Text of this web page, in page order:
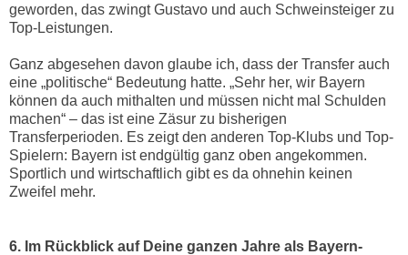
geworden, das zwingt Gustavo und auch Schweinsteiger zu
Top-Leistungen.
Ganz abgesehen davon glaube ich, dass der Transfer auch
eine „politische“ Bedeutung hatte. „Sehr her, wir Bayern
können da auch mithalten und müssen nicht mal Schulden
machen“ – das ist eine Zäsur zu bisherigen
Transferperioden. Es zeigt den anderen Top-Klubs und Top-
Spielern: Bayern ist endgültig ganz oben angekommen.
Sportlich und wirtschaftlich gibt es da ohnehin keinen
Zweifel mehr.
6. Im Rückblick auf Deine ganzen Jahre als Bayern-